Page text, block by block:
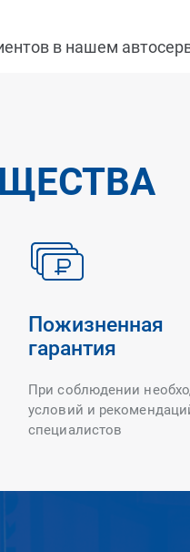
в нашем
Пожизненная
гарантия
При соблюдении
условий и
специалистов